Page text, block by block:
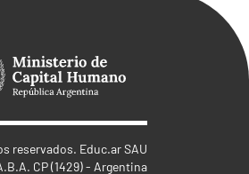
reservados. Educ.ar SAU
CP (1429) - Argentina